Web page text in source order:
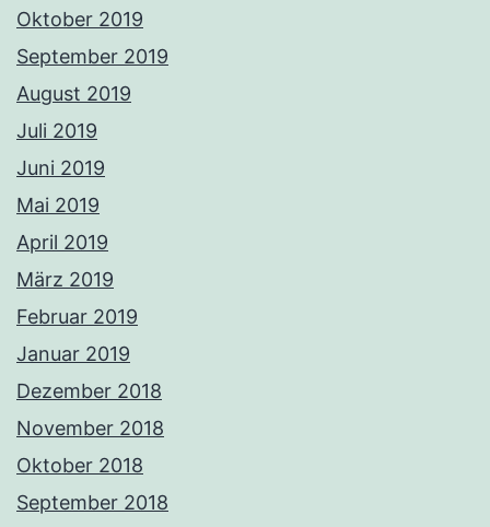
Oktober 2019
September 2019
August 2019
Juli 2019
Juni 2019
Mai 2019
April 2019
März 2019
Februar 2019
Januar 2019
Dezember 2018
November 2018
Oktober 2018
September 2018